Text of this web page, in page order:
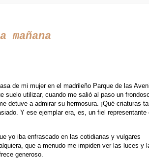
de mi mujer en el madrileño Parque de las
suelo utilizar, cuando me salió al paso un frondoso
detuve a admirar su hermosura. ¡Qué criaturas
Y ese ejemplar era, es, un fiel representante
yo iba enfrascado en las cotidianas y vulgares
que a menudo me impiden ver las luces y
generoso.